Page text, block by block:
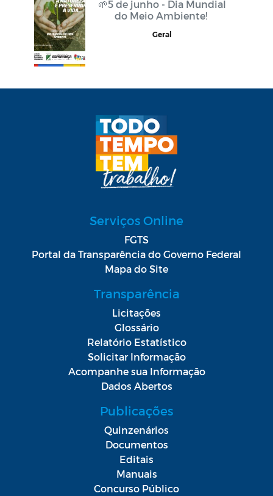
🌱5 de junho - Dia Mundial
do Meio Ambiente!
Geral
Serviços Online
FGTS
Portal da Transparência do Governo Federal
Mapa do Site
Transparência
Licitações
Glossário
Relatório Estatístico
Solicitar Informação
Acompanhe sua Informação
Dados Abertos
Publicações
Quinzenários
Documentos
Editais
Manuais
Concurso Público